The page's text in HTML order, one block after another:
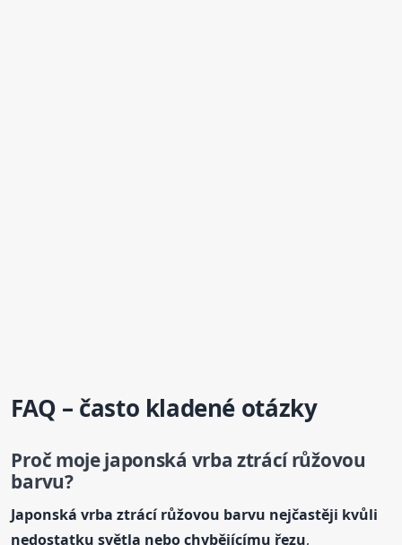
FAQ – často kladené otázky
Proč moje japonská vrba ztrácí růžovou
barvu?
Japonská vrba ztrácí růžovou barvu nejčastěji kvůli
nedostatku světla nebo chybějícímu řezu,